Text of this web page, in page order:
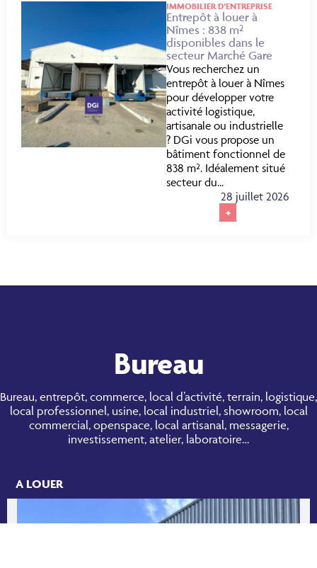
IMMOBILIER D’ENTREPRISE
Entrepôt à louer à
Nîmes : 838 m²
disponibles dans le
secteur Marché Gare
Vous recherchez un
entrepôt à louer à Nîmes
pour développer votre
activité logistique,
artisanale ou industrielle
? DGi vous propose un
bâtiment fonctionnel de
838 m². Idéalement situé
secteur du...
28 juillet 2026
+
Bureau
Bureau, entrepôt, commerce, local d’activité, terrain, logistique,
local professionnel, usine, local industriel, showroom, local
commercial, openspace, local artisanal, messagerie,
investissement, atelier, laboratoire…
A LOUER